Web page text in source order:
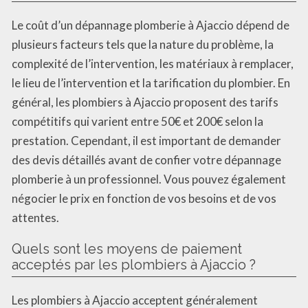
Le coût d’un dépannage plomberie à Ajaccio dépend de
plusieurs facteurs tels que la nature du problème, la
complexité de l’intervention, les matériaux à remplacer,
le lieu de l’intervention et la tarification du plombier. En
général, les plombiers à Ajaccio proposent des tarifs
compétitifs qui varient entre 50€ et 200€ selon la
prestation. Cependant, il est important de demander
des devis détaillés avant de confier votre dépannage
plomberie à un professionnel. Vous pouvez également
négocier le prix en fonction de vos besoins et de vos
attentes.
Quels sont les moyens de paiement
acceptés par les plombiers à Ajaccio ?
Les plombiers à Ajaccio acceptent généralement